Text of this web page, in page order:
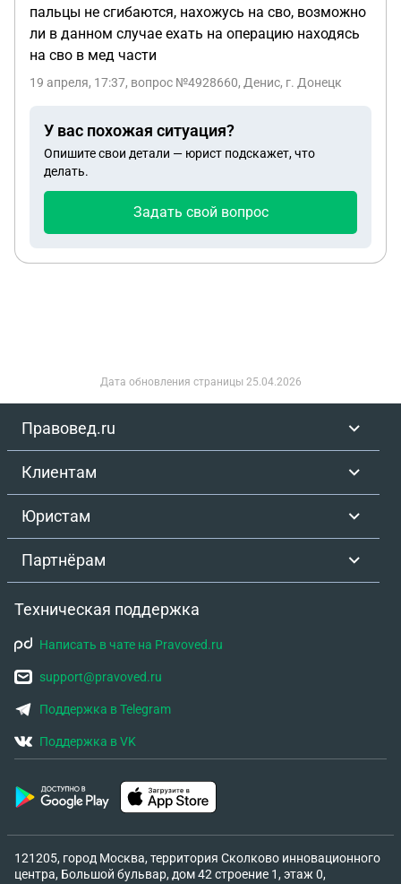
пальцы не сгибаются, нахожусь на сво, возможно
ли в данном случае ехать на операцию находясь
на сво в мед части
19 апреля, 17:37, вопрос №4928660, Денис, г. Донецк
У вас похожая ситуация?
Опишите свои детали — юрист подскажет, что
делать.
Задать свой вопрос
Дата обновления страницы 25.04.2026
Правовед.ru
Клиентам
Юристам
Партнёрам
Техническая поддержка
Написать в чате на Pravoved.ru
support@pravoved.ru
Поддержка в Telegram
Поддержка в VK
121205, город Москва, территория Сколково инновационного
центра, Большой бульвар, дом 42 строение 1, этаж 0,